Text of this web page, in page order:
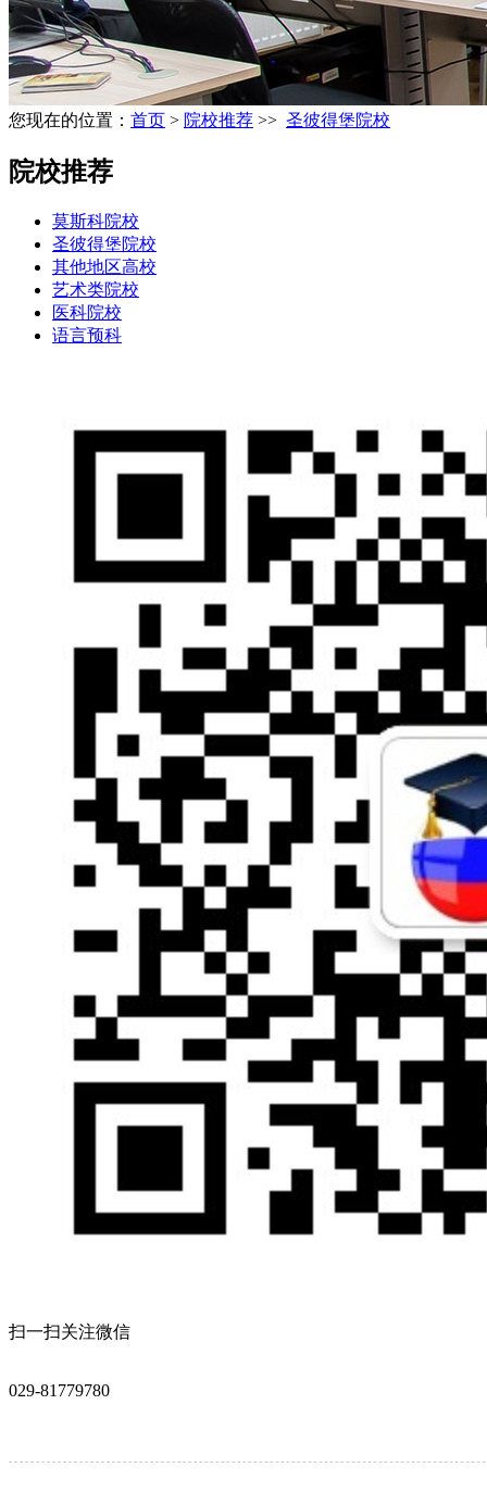
您现在的位置： 首页 > 院校推荐 >> 圣彼得堡院校
院校推荐
莫斯科院校
圣彼得堡院校
其他地区高校
艺术类院校
医科院校
语言预科
扫一扫关注微信
029-81779780